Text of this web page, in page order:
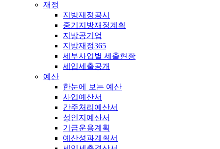
재정
지방재정공시
중기지방재정계획
지방공기업
지방재정365
세부사업별 세출현황
세입세출공개
예산
한눈에 보는 예산
사업예산서
간주처리예산서
성인지예산서
기금운용계획
예산성과계획서